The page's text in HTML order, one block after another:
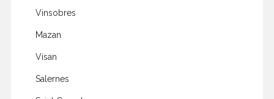
Vinsobres
Mazan
Visan
Salernes